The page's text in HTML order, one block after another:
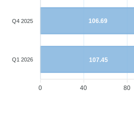
106.69
107.45
Q4 2025
Q1 2026
80
40
0